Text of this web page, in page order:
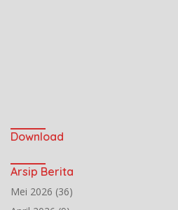
Download
Arsip Berita
Mei 2026 (36)